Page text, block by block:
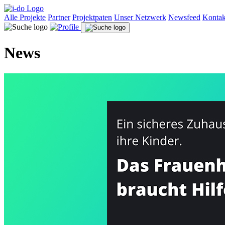
Alle Projekte Partner Projektpaten Unser Netzwerk Newsfeed
News